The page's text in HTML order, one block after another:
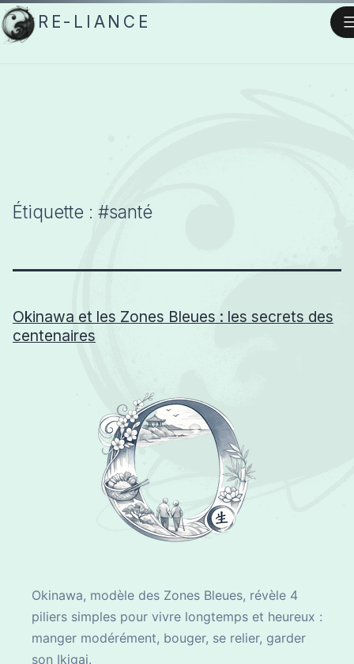
Aller
au
RE-LIANCE
Étiquette : #santé
Okinawa et les Zones Bleues : les secrets des
centenaires
Okinawa, modèle des Zones Bleues, révèle 4
piliers simples pour vivre longtemps et heureux :
manger modérément, bouger, se relier, garder
son Ikigai.